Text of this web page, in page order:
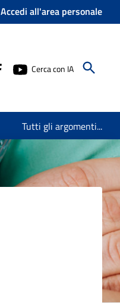
Accedi all'area personale
Cerca con IA
Tutti gli argomenti...